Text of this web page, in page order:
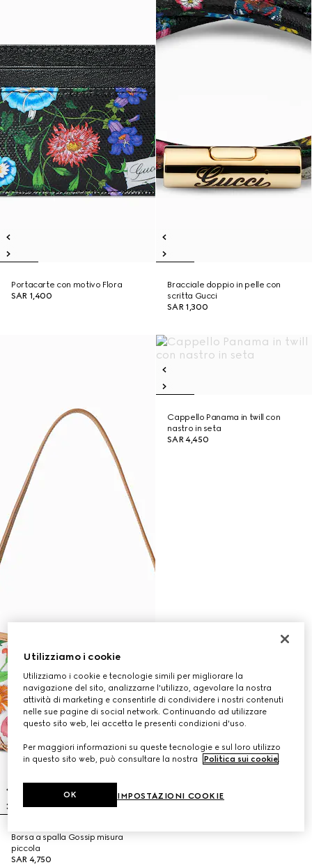
Portacarte con motivo Flora
SAR 1,400
Bracciale doppio in pelle con
scritta Gucci
SAR 1,300
Borsa a spalla Gossip misura
piccola
SAR 4,750
Cappello Panama in twill con
nastro in seta
SAR 4,450
Utilizziamo i cookie
Utilizziamo i cookie e tecnologie simili per migliorare la
navigazione del sito, analizzarne l'utilizzo, agevolare la nostra
attività di marketing e consentirle di condividere i nostri contenuti
nelle sue pagine di social network. Continuando ad utilizzare
questo sito web, lei accetta le presenti condizioni d'uso.
Per maggiori informazioni su queste tecnologie e sul loro utilizzo
in questo sito web, può consultare la nostra
Politica sui cookie.
IMPOSTAZIONI COOKIE
OK